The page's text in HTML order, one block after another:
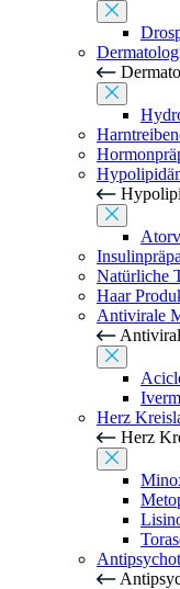
Natürliche
Haar
Antivirale
Herz
Herz